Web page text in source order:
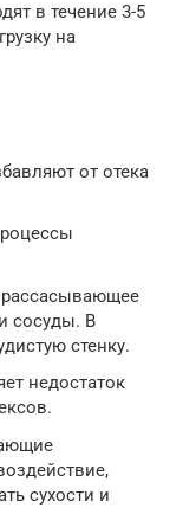
в течение 3-5
на
от отека
сосуды. В
стенку.
недостаток
сухости и